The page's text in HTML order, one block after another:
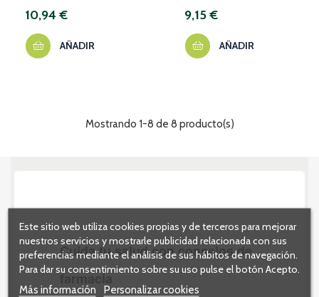
10,94 €
AÑADIR
RECUBIERTOS
9,15 €
AÑADIR
Mostrando 1-8 de 8 producto(s)
Este sitio web utiliza cookies propias y de terceros para mejorar
nuestros servicios y mostrarle publicidad relacionada con sus
preferencias mediante el análisis de sus hábitos de navegación.
Para dar su consentimiento sobre su uso pulse el botón Acepto.
Más información
Personalizar cookies